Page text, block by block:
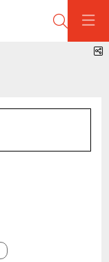
Cerca